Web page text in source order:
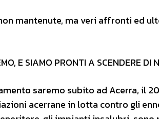
mantenute, ma veri affronti ed
E SIAMO PRONTI A SCENDERE
saremo subito ad Acerra, il
acerrane in lotta contro gli